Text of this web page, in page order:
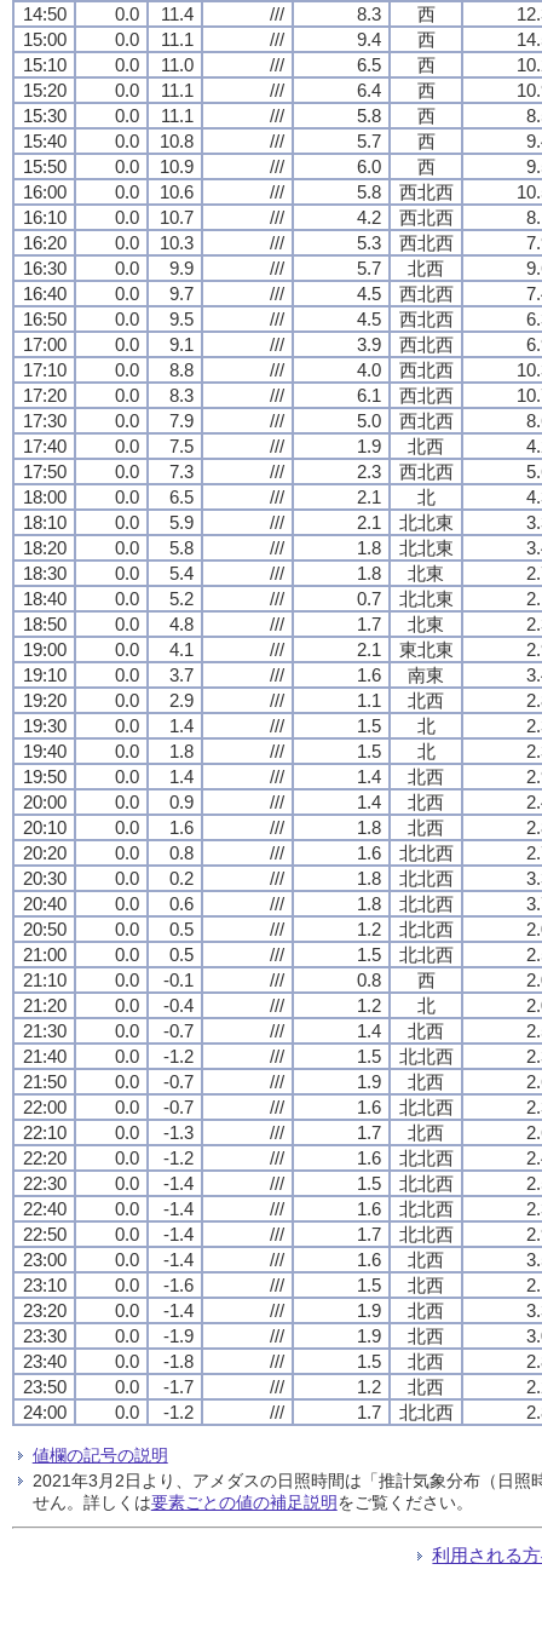
14:50 0.0 11.4 /// 8.3 西
15:00
0.0 11.1 /// 9.4 西
15:10
0.0 11.0 /// 6.5 西
15:20
0.0 11.1 /// 6.4 西
15:30
0.0 11.1 /// 5.8 西
15:40
0.0 10.8 /// 5.7 西
15:50
0.0 10.9 /// 6.0 西
16:00
0.0 10.6 /// 5.8 西北西
16:10
0.0 10.7 /// 4.2 西北西
16:20
0.0 10.3 /// 5.3 西北西
16:30
0.0 9.9 /// 5.7 北西
16:40
0.0 9.7 /// 4.5 西北西
16:50
0.0 9.5 /// 4.5 西北西
17:00
0.0 9.1 /// 3.9 西北西
17:10
0.0 8.8 /// 4.0 西北西
17:20
0.0 8.3 /// 6.1 西北西
17:30
0.0 7.9 /// 5.0 西北西
17:40
0.0 7.5 /// 1.9 北西
17:50
0.0 7.3 /// 2.3 西北西
18:00
0.0 6.5 /// 2.1 北
18:10
0.0 5.9 /// 2.1 北北東
18:20
0.0 5.8 /// 1.8 北北東
18:30
0.0 5.4 /// 1.8 北東
18:40
0.0 5.2 /// 0.7 北北東
18:50
0.0 4.8 /// 1.7 北東
19:00
0.0 4.1 /// 2.1 東北東
19:10
0.0 3.7 /// 1.6 南東
19:20
0.0 2.9 /// 1.1 北西
19:30
0.0 1.4 /// 1.5 北
19:40
0.0 1.8 /// 1.5 北
19:50
0.0 1.4 /// 1.4 北西
20:00
0.0 0.9 /// 1.4 北西
20:10
0.0 1.6 /// 1.8 北西
20:20
0.0 0.8 /// 1.6 北北西
20:30
0.0 0.2 /// 1.8 北北西
20:40
0.0 0.6 /// 1.8 北北西
20:50
0.0 0.5 /// 1.2 北北西
21:00
0.0 0.5 /// 1.5 北北西
21:10
0.0 -0.1 /// 0.8 西
21:20
0.0 -0.4 /// 1.2 北
21:30
0.0 -0.7 /// 1.4 北西
21:40
0.0 -1.2 /// 1.5 北北西
21:50
0.0 -0.7 /// 1.9 北西
22:00
0.0 -0.7 /// 1.6 北北西
22:10
0.0 -1.3 /// 1.7 北西
22:20
0.0 -1.2 /// 1.6 北北西
22:30
0.0 -1.4 /// 1.5 北北西
22:40
0.0 -1.4 /// 1.6 北北西
22:50
0.0 -1.4 /// 1.7 北北西
23:00
0.0 -1.4 /// 1.6 北西
23:10
0.0 -1.6 /// 1.5 北西
23:20
0.0 -1.4 /// 1.9 北西
23:30
0.0 -1.9 /// 1.9 北西
23:40
0.0 -1.8 /// 1.5 北西
23:50
0.0 -1.7 /// 1.2 北西
24:00
0.0 -1.2 /// 1.7 北北西
値欄の記号の説明
2021年3月2日より、アメダスの日照時間は「推計気象分布（日
せん。詳しくは要素ごとの値の補足説明をご覧ください。
利用される